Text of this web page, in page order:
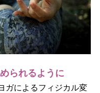
られるように
ガによるフィジカル変